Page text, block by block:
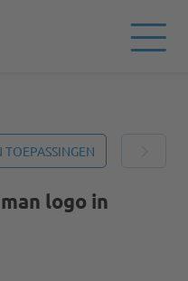
logo in